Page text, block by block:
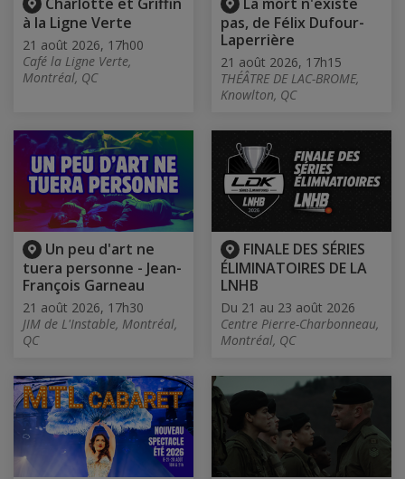
à la Ligne Verte
21 août 2026, 17h00
Café la Ligne Verte,
Montréal, QC
pas, de Félix Dufour-
Laperrière
21 août 2026, 17h15
THÉÂTRE DE LAC-BROME,
Knowlton, QC
Un peu d'art ne
tuera personne - Jean-
François Garneau
21 août 2026, 17h30
JIM de L'Instable, Montréal,
QC
FINALE DES SÉRIES
ÉLIMINATOIRES DE LA
LNHB
Du 21 au 23 août 2026
Centre Pierre-Charbonneau,
Montréal, QC